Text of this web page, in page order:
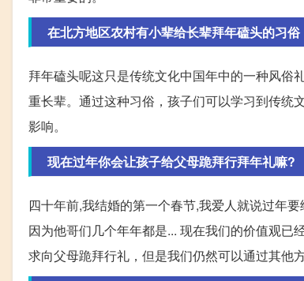
在北方地区农村有小辈给长辈拜年磕头的习
拜年磕头呢这只是传统文化中国年中的一种风俗
重长辈。通过这种习俗，孩子们可以学习到传统
影响。
现在过年你会让孩子给父母跪拜行拜年礼嘛?
四十年前,我结婚的第一个春节,我爱人就说过年
因为他哥们几个年年都是... 现在我们的价值观
求向父母跪拜行礼，但是我们仍然可以通过其他